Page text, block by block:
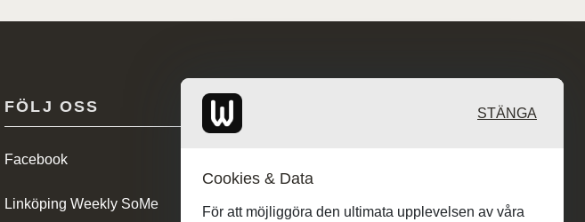
FÖLJ OSS
Facebook
Linköping Weekly SoMe
STÄNGA
Cookies & Data
För att möjliggöra den ultimata upplevelsen av våra